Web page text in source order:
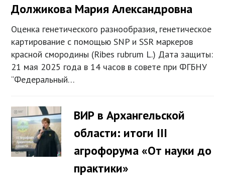
Должикова Мария Александровна
Оценка генетического разнообразия, генетическое
картирование с помощью SNP и SSR маркеров
красной смородины (Ribes rubrum L.) Дата защиты:
21 мая 2025 года в 14 часов в совете при ФГБНУ
“Федеральный…
ВИР в Архангельской
области: итоги III
агрофорума «От науки до
практики»